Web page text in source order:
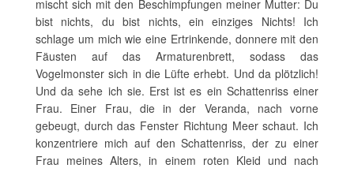
mischt sich mit den Beschimpfungen meiner Mutter: Du
bist nichts, du bist nichts, ein einziges Nichts! Ich
schlage um mich wie eine Ertrinkende, donnere mit den
Fäusten auf das Armaturenbrett, sodass das
Vogelmonster sich in die Lüfte erhebt. Und da plötzlich!
Und da sehe ich sie. Erst ist es ein Schattenriss einer
Frau. Einer Frau, die in der Veranda, nach vorne
gebeugt, durch das Fenster Richtung Meer schaut. Ich
konzentriere mich auf den Schattenriss, der zu einer
Frau meines Alters, in einem roten Kleid und nach